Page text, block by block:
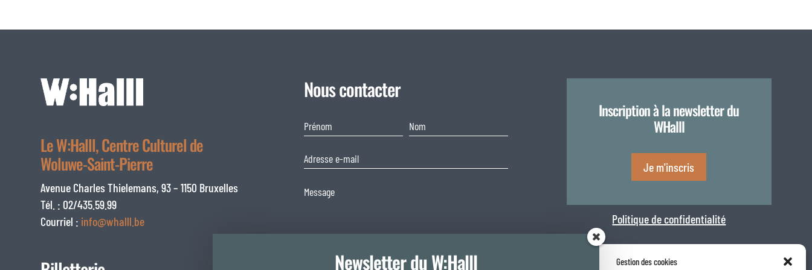
Gestion des cookies
Le W:Halll, Centre Culturel de
Woluwe-Saint-Pierre
Avenue Charles Thielemans, 93 – 1150 Bruxelles
Tél. : 02/435.59.99
Courriel : info@whalll.be
Nous contacter
Inscription à la newsletter du
WHalll
Je m'inscris
Politique de confidentialité
Newsletter du W:Halll